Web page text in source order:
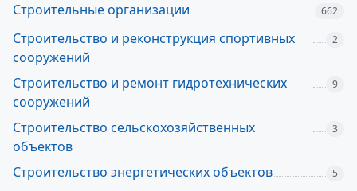
Строительные организации 662
Строительство и реконструкция спортивных
сооружений
2
Строительство и ремонт гидротехнических
сооружений
9
Строительство сельскохозяйственных
объектов
3
Строительство энергетических объектов 5